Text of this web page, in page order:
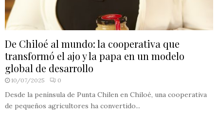
De Chiloé al mundo: la cooperativa que
transformó el ajo y la papa en un modelo
global de desarrollo
10/07/2025 0
Desde la península de Punta Chilen en Chiloé, una cooperativa
de pequeños agricultores ha convertido...